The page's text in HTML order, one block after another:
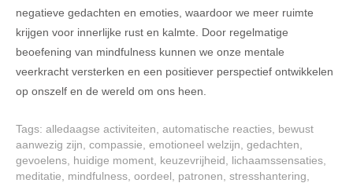
negatieve gedachten en emoties, waardoor we meer ruimte
krijgen voor innerlijke rust en kalmte. Door regelmatige
beoefening van mindfulness kunnen we onze mentale
veerkracht versterken en een positiever perspectief ontwikkelen
op onszelf en de wereld om ons heen.
Tags: alledaagse activiteiten automatische reacties bewust
aanwezig zijn compassie emotioneel welzijn gedachten
gevoelens huidige moment keuzevrijheid lichaamssensaties
meditatie
mindfulness oordeel patronen stresshantering